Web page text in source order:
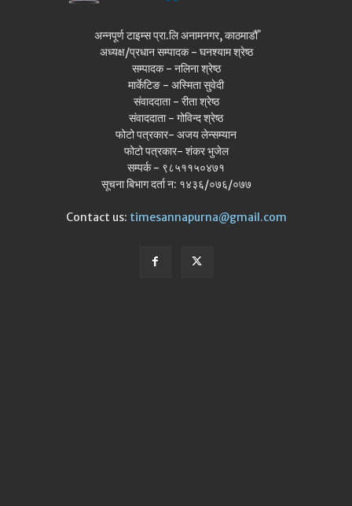
अन्नपूर्ण टाइम्स प्रा.लि अनामनगर, काठमाडौँ
अध्यक्ष/प्रधान सम्पादक - घनश्याम श्रेष्ठ
सम्पादक - नलिना श्रेष्ठ
मार्केटिङ - अस्मिता सुवेदी
संवाददाता - रीता श्रेष्ठ
संवाददाता - गोविन्द श्रेष्ठ
फोटो पत्रकार- अजय लेन्सम्यान
फोटो पत्रकार- शंकर भुजेल
सम्पर्क - ९८५११५०४७१
सूचना बिभाग दर्ता न: १४३६/०७६/०७७
Contact us: timesannapurna@gmail.com